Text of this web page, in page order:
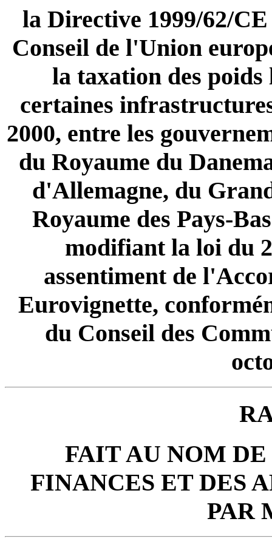
la Directive 1999/62/
Conseil de l'Union
la taxation des
certaines
2000, entre les
du Royaume du
d'Allemagne, du
Royaume des Pays-
modifiant la loi du
assentiment de
Eurovignette,
du Conseil des
FAIT AU NOM
FINANCES ET DES
PAR